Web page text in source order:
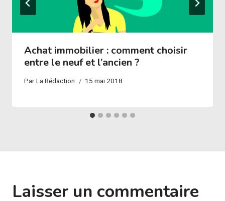
Achat immobilier : comment choisir
entre le neuf et l’ancien ?
ParLa Rédaction 15 mai 2018
Laisser un commentaire